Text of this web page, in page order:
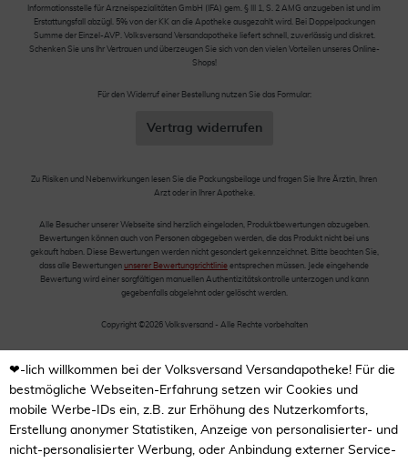
Informationsstelle für Arzneispezialitäten GmbH (IFA) gem. § III 1, S. 2 AMG anzugeben ist und im
Erstattungsfall abzügl. 5% von der KK an die Apotheke ausgezahlt wird. Bei Doppelpackungen
Summe der Einzel-AVP. Volksversand Versandapotheke liefert schnell, zuverlässig und diskret.
Schenken Sie uns Ihr Vertrauen und überzeugen Sie sich von den vielen Vorteilen unseres Online-
Shops!
Für den Widerruf einer Bestellung nutzen Sie das Formular:
Vertrag widerrufen
Zu Risiken und Nebenwirkungen lesen Sie die Packungsbeilage und fragen Sie Ihre Ärztin, Ihren
Arzt oder in Ihrer Apotheke.
Alle Besucher unserer Webseite sind herzlich eingeladen, Produktbewertungen abzugeben.
Bewertungen können auch von Personen abgegeben werden, die das Produkt nicht bei uns
gekauft haben. Diese Bewertungen werden nicht gesondert gekennzeichnet. Bitte beachten Sie,
dass alle Bewertungen unserer Bewertungsrichtlinie entsprechen müssen. Jede eingehende
Bewertung wird einer sorgfältigen manuellen Authentizitätskontrolle unterzogen und kann
gegebenfalls abgelehnt oder gelöscht werden.
Copyright ©2026 Volksversand - Alle Rechte vorbehalten
❤-lich willkommen bei der Volksversand Versandapotheke! Für die
bestmögliche Webseiten-Erfahrung setzen wir Cookies und
mobile Werbe-IDs ein, z.B. zur Erhöhung des Nutzerkomforts,
Erstellung anonymer Statistiken, Anzeige von personalisierter- und
nicht-personalisierter Werbung, oder Anbindung externer Service-